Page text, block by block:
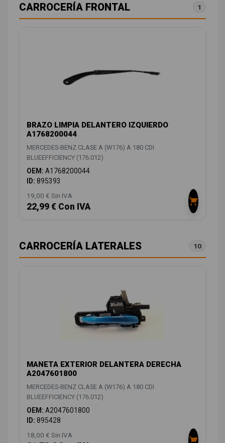
CARROCERÍA FRONTAL 1
BRAZO LIMPIA DELANTERO IZQUIERDO
A1768200044
MERCEDES-BENZ CLASE A (W176) A 180 CDI
BLUEEFFICIENCY (176.012)
OEM: A1768200044
ID: 895393
19,00 € Sin IVA
22,99 € Con IVA
CARROCERÍA LATERALES 10
MANETA EXTERIOR DELANTERA DERECHA
A2047601800
MERCEDES-BENZ CLASE A (W176) A 180 CDI
BLUEEFFICIENCY (176.012)
OEM: A2047601800
ID: 895428
18,00 € Sin IVA